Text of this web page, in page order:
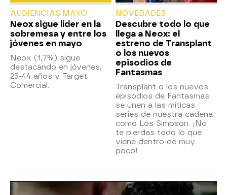
AUDIENCIAS MAYO
Neox sigue líder en la
sobremesa y entre los
jóvenes en mayo
Neox (1,7%) sigue
destacando en jóvenes,
25-44 años y Target
Comercial.
NOVEDADES
Descubre todo lo que
llega a Neox: el
estreno de Transplant
o los nuevos
episodios de
Fantasmas
Transplant o los nuevos
episodios de Fantasmas
se unen a las míticas
series de nuestra cadena
como Los Simpson. ¡No
te pierdas todo lo que
viene dentro de muy
poco!